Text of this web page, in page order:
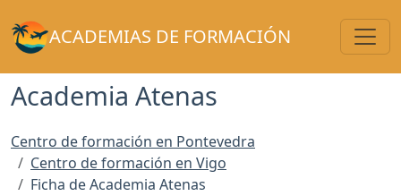
ACADEMIAS DE FORMACIÓN
Academia Atenas
Centro de formación en Pontevedra
Centro de formación en Vigo
Ficha de Academia Atenas